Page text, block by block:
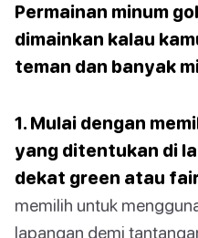
Permainan minum
dimainkan kalau
teman dan banyak
1. Mulai dengan
yang ditentukan di
dekat green atau
memilih untuk
lapangan demi